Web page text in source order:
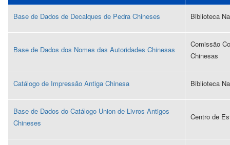
Base de Dados de Decalques de Pedra Chineses Biblioteca
Base de Dados dos Nomes das Autoridades Chinesas
Comissão
Chinesas
Catálogo de Impressão Antiga Chinesa Biblioteca
Base de Dados do Catálogo Union de Livros Antigos
Chineses
Centro de